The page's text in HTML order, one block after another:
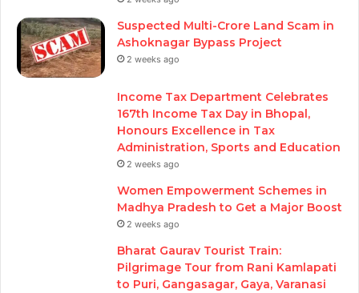
Suspected Multi-Crore Land Scam in
Ashoknagar Bypass Project
2 weeks ago
Income Tax Department Celebrates
167th Income Tax Day in Bhopal,
Honours Excellence in Tax
Administration, Sports and Education
2 weeks ago
Women Empowerment Schemes in
Madhya Pradesh to Get a Major Boost
2 weeks ago
Bharat Gaurav Tourist Train:
Pilgrimage Tour from Rani Kamlapati
to Puri, Gangasagar, Gaya, Varanasi